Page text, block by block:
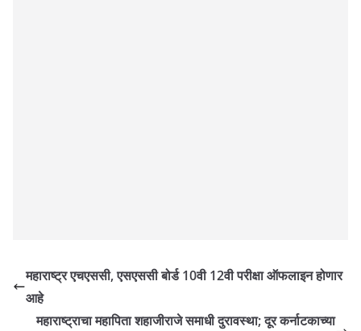
महाराष्ट्र एचएससी, एसएससी बोर्ड 10वी 12वी परीक्षा ऑफलाइन होणार
आहे
महाराष्ट्राचा महापिता शहाजीराजे समाधी दुरावस्था; दूर कर्नाटकाच्या